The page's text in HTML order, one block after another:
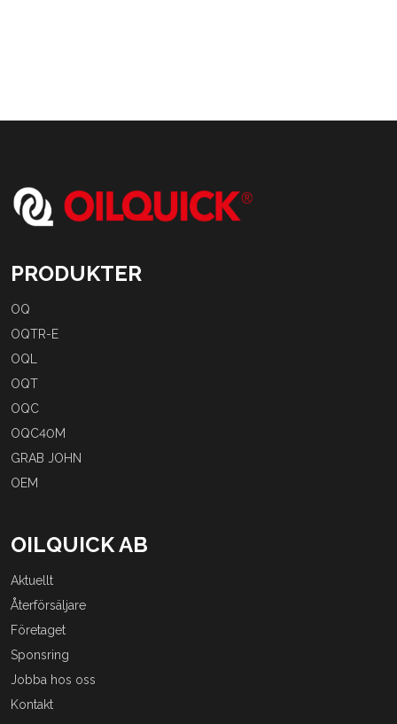
PRODUKTER
OQ
OQTR-E
OQL
OQT
OQC
OQC40M
GRAB JOHN
OEM
OILQUICK AB
Aktuellt
Återförsäljare
Företaget
Sponsring
Jobba hos oss
Kontakt